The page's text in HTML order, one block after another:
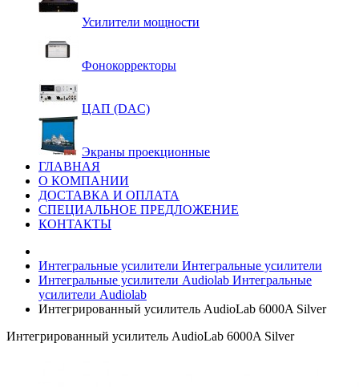
Усилители мощности
Фонокорректоры
ЦАП (DAC)
Экраны проекционные
ГЛАВНАЯ
О КОМПАНИИ
ДОСТАВКА И ОПЛАТА
СПЕЦИАЛЬНОЕ ПРЕДЛОЖЕНИЕ
КОНТАКТЫ
Интегральные усилители Интегральные усилители
Интегральные усилители Audiolab Интегральные
усилители Audiolab
Интегрированный усилитель AudioLab 6000A Silver
Интегрированный усилитель AudioLab 6000A Silver